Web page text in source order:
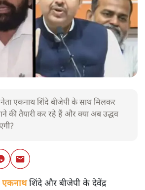
नेता एकनाथ शिंदे बीजेपी के साथ मिलकर
की तैयारी कर रहे हैं और क्या अब उद्धव
एकनाथशिंदे और बीजेपी के देवेंद्र